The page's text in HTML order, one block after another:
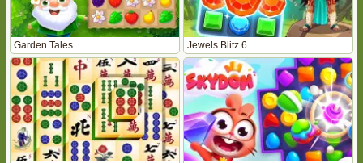
Garden Tales Jewels Blitz 6